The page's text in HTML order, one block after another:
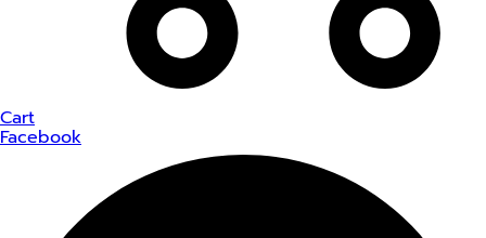
Cart
Facebook